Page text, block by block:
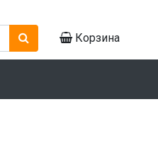
Корзина